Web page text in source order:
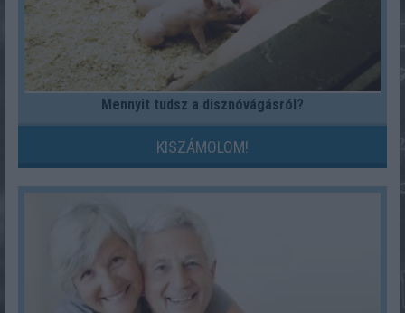
Mennyit tudsz a disznóvágásról?
KISZÁMOLOM!